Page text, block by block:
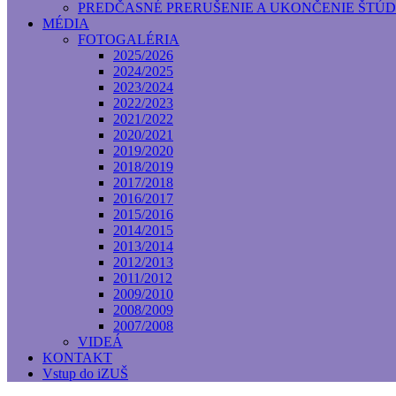
PREDČASNÉ PRERUŠENIE A UKONČENIE
MÉDIA
FOTOGALÉRIA
2025/2026
2024/2025
2023/2024
2022/2023
2021/2022
2020/2021
2019/2020
2018/2019
2017/2018
2016/2017
2015/2016
2014/2015
2013/2014
2012/2013
2011/2012
2009/2010
2008/2009
2007/2008
VIDEÁ
KONTAKT
Vstup do iZUŠ